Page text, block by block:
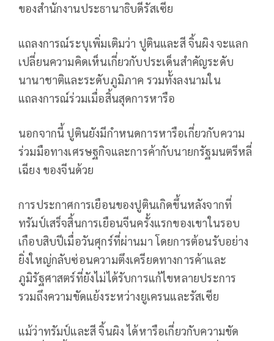
ของสำนักงานประธานาธิบดีรัสเซีย
แถลงการณ์ระบุเพิ่มเติมว่า ปูตินและสี จิ้นผิง จะแลก
เปลี่ยนความคิดเห็นเกี่ยวกับประเด็นสำคัญระดับ
นานาชาติและระดับภูมิภาค รวมทั้งลงนามใน
แถลงการณ์ร่วมเมื่อสิ้นสุดการหารือ
นอกจากนี้ ปูตินยังมีกำหนดการหารือเกี่ยวกับความ
ร่วมมือทางเศรษฐกิจและการค้ากับนายกรัฐมนตรีหลี่
เฉียง ของจีนด้วย
การประกาศการเยือนของปูตินเกิดขึ้นหลังจากที่
ทรัมป์เสร็จสิ้นการเยือนจีนครั้งแรกของเขาในรอบ
เกือบสิบปีเมื่อวันศุกร์ที่ผ่านมา โดยการต้อนรับอย่าง
ยิ่งใหญ่กลับซ่อนความตึงเครียดทางการค้าและ
ภูมิรัฐศาสตร์ที่ยังไม่ได้รับการแก้ไขหลายประการ
รวมถึงความขัดแย้งระหว่างยูเครนและรัสเซีย
แม้ว่าทรัมป์และสี จิ้นผิง ได้หารือเกี่ยวกับความขัด